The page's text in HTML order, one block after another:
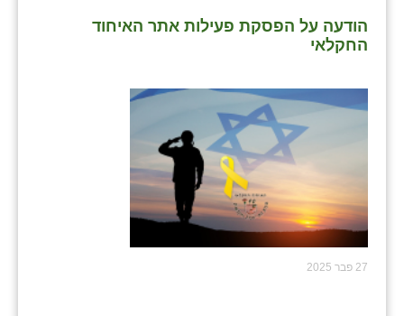
הודעה על הפסקת פעילות אתר האיחוד
החקלאי
27 פבר 2025